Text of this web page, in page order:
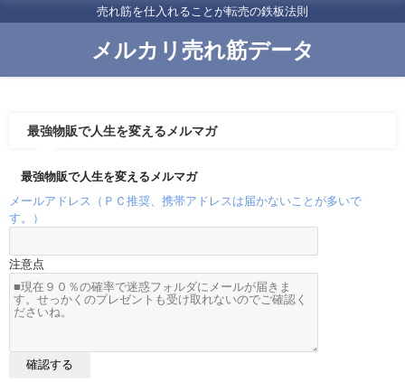
売れ筋を仕入れることが転売の鉄板法則
メルカリ売れ筋データ
最強物販で人生を変えるメルマガ
最強物販で人生を変えるメルマガ
メールアドレス（ＰＣ推奨、携帯アドレスは届かないことが多いで
す。）
注意点